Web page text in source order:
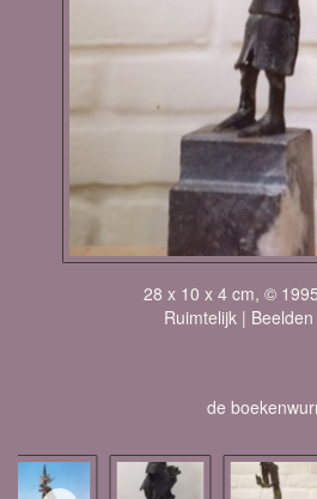
28 x 10 x 4 cm, ©
Ruimtelijk |
de